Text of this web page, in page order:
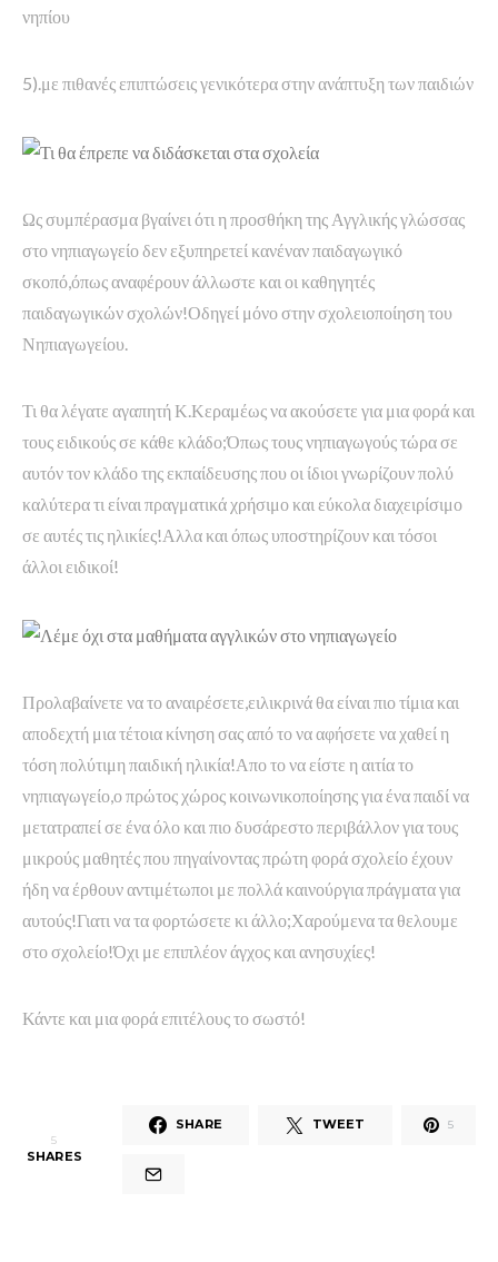
νηπίου
5).με πιθανές επιπτώσεις γενικότερα στην ανάπτυξη των παιδιών
Ως συμπέρασμα βγαίνει ότι η προσθήκη της Αγγλικής γλώσσας
στο νηπιαγωγείο δεν εξυπηρετεί κανέναν παιδαγωγικό
σκοπό,όπως αναφέρουν άλλωστε και οι καθηγητές
παιδαγωγικών σχολών!Οδηγεί μόνο στην σχολειοποίηση του
Νηπιαγωγείου.
Τι θα λέγατε αγαπητή Κ.Κεραμέως να ακούσετε για μια φορά και
τους ειδικούς σε κάθε κλάδο;Όπως τους νηπιαγωγούς τώρα σε
αυτόν τον κλάδο της εκπαίδευσης που οι ίδιοι γνωρίζουν πολύ
καλύτερα τι είναι πραγματικά χρήσιμο και εύκολα διαχειρίσιμο
σε αυτές τις ηλικίες!Αλλα και όπως υποστηρίζουν και τόσοι
άλλοι ειδικοί!
Προλαβαίνετε να το αναιρέσετε,ειλικρινά θα είναι πιο τίμια και
αποδεχτή μια τέτοια κίνηση σας από το να αφήσετε να χαθεί η
τόση πολύτιμη παιδική ηλικία!Απο το να είστε η αιτία το
νηπιαγωγείο,ο πρώτος χώρος κοινωνικοποίησης για ένα παιδί να
μετατραπεί σε ένα όλο και πιο δυσάρεστο περιβάλλον για τους
μικρούς μαθητές που πηγαίνοντας πρώτη φορά σχολείο έχουν
ήδη να έρθουν αντιμέτωποι με πολλά καινούργια πράγματα για
αυτούς!Γιατι να τα φορτώσετε κι άλλο;Χαρούμενα τα θελουμε
στο σχολείο!Όχι με επιπλέον άγχος και ανησυχίες!
Κάντε και μια φορά επιτέλους το σωστό!
5
SHARES
SHARE TWEET 5